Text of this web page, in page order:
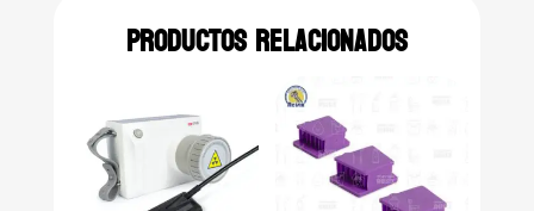
Productos relacionados